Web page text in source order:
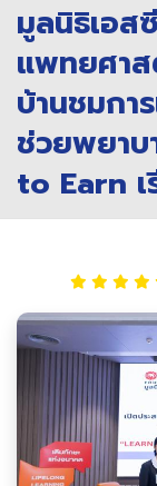
มูลนิธิเอส
แพทยศาส
บ้านชมกา
ช่วยพยาบ
to Earn